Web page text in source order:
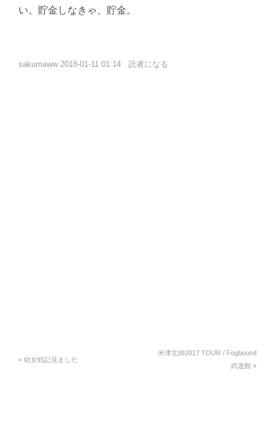
い。貯金しなきゃ、貯金。
sakumaww 2018-01-11 01:14 読者になる
«幼女戦記見ました
米津玄師2017 TOUR / Fogbound
武道館 »